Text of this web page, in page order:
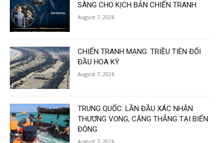
SÀNG CHO KỊCH BẢN CHIẾN TRANH
August 7, 2026
CHIẾN TRANH MẠNG: TRIỀU TIÊN ĐỐI
ĐẦU HOA KỲ
August 7, 2026
TRUNG QUỐC: LẦN ĐẦU XÁC NHẬN
THƯƠNG VONG, CĂNG THẲNG TẠI BIỂN
ĐÔNG
August 7, 2026